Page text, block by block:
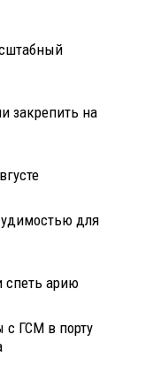
закрепить на
для
спеть арию
с ГСМ в порту